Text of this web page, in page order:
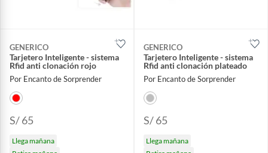
GENERICO
Tarjetero Inteligente - sistema
Rfid anti clonación rojo
Por Encanto de Sorprender
S/ 65
Llega mañana
GENERICO
Tarjetero Inteligente - sistema
Rfid anti clonación plateado
Por Encanto de Sorprender
S/ 65
Llega mañana